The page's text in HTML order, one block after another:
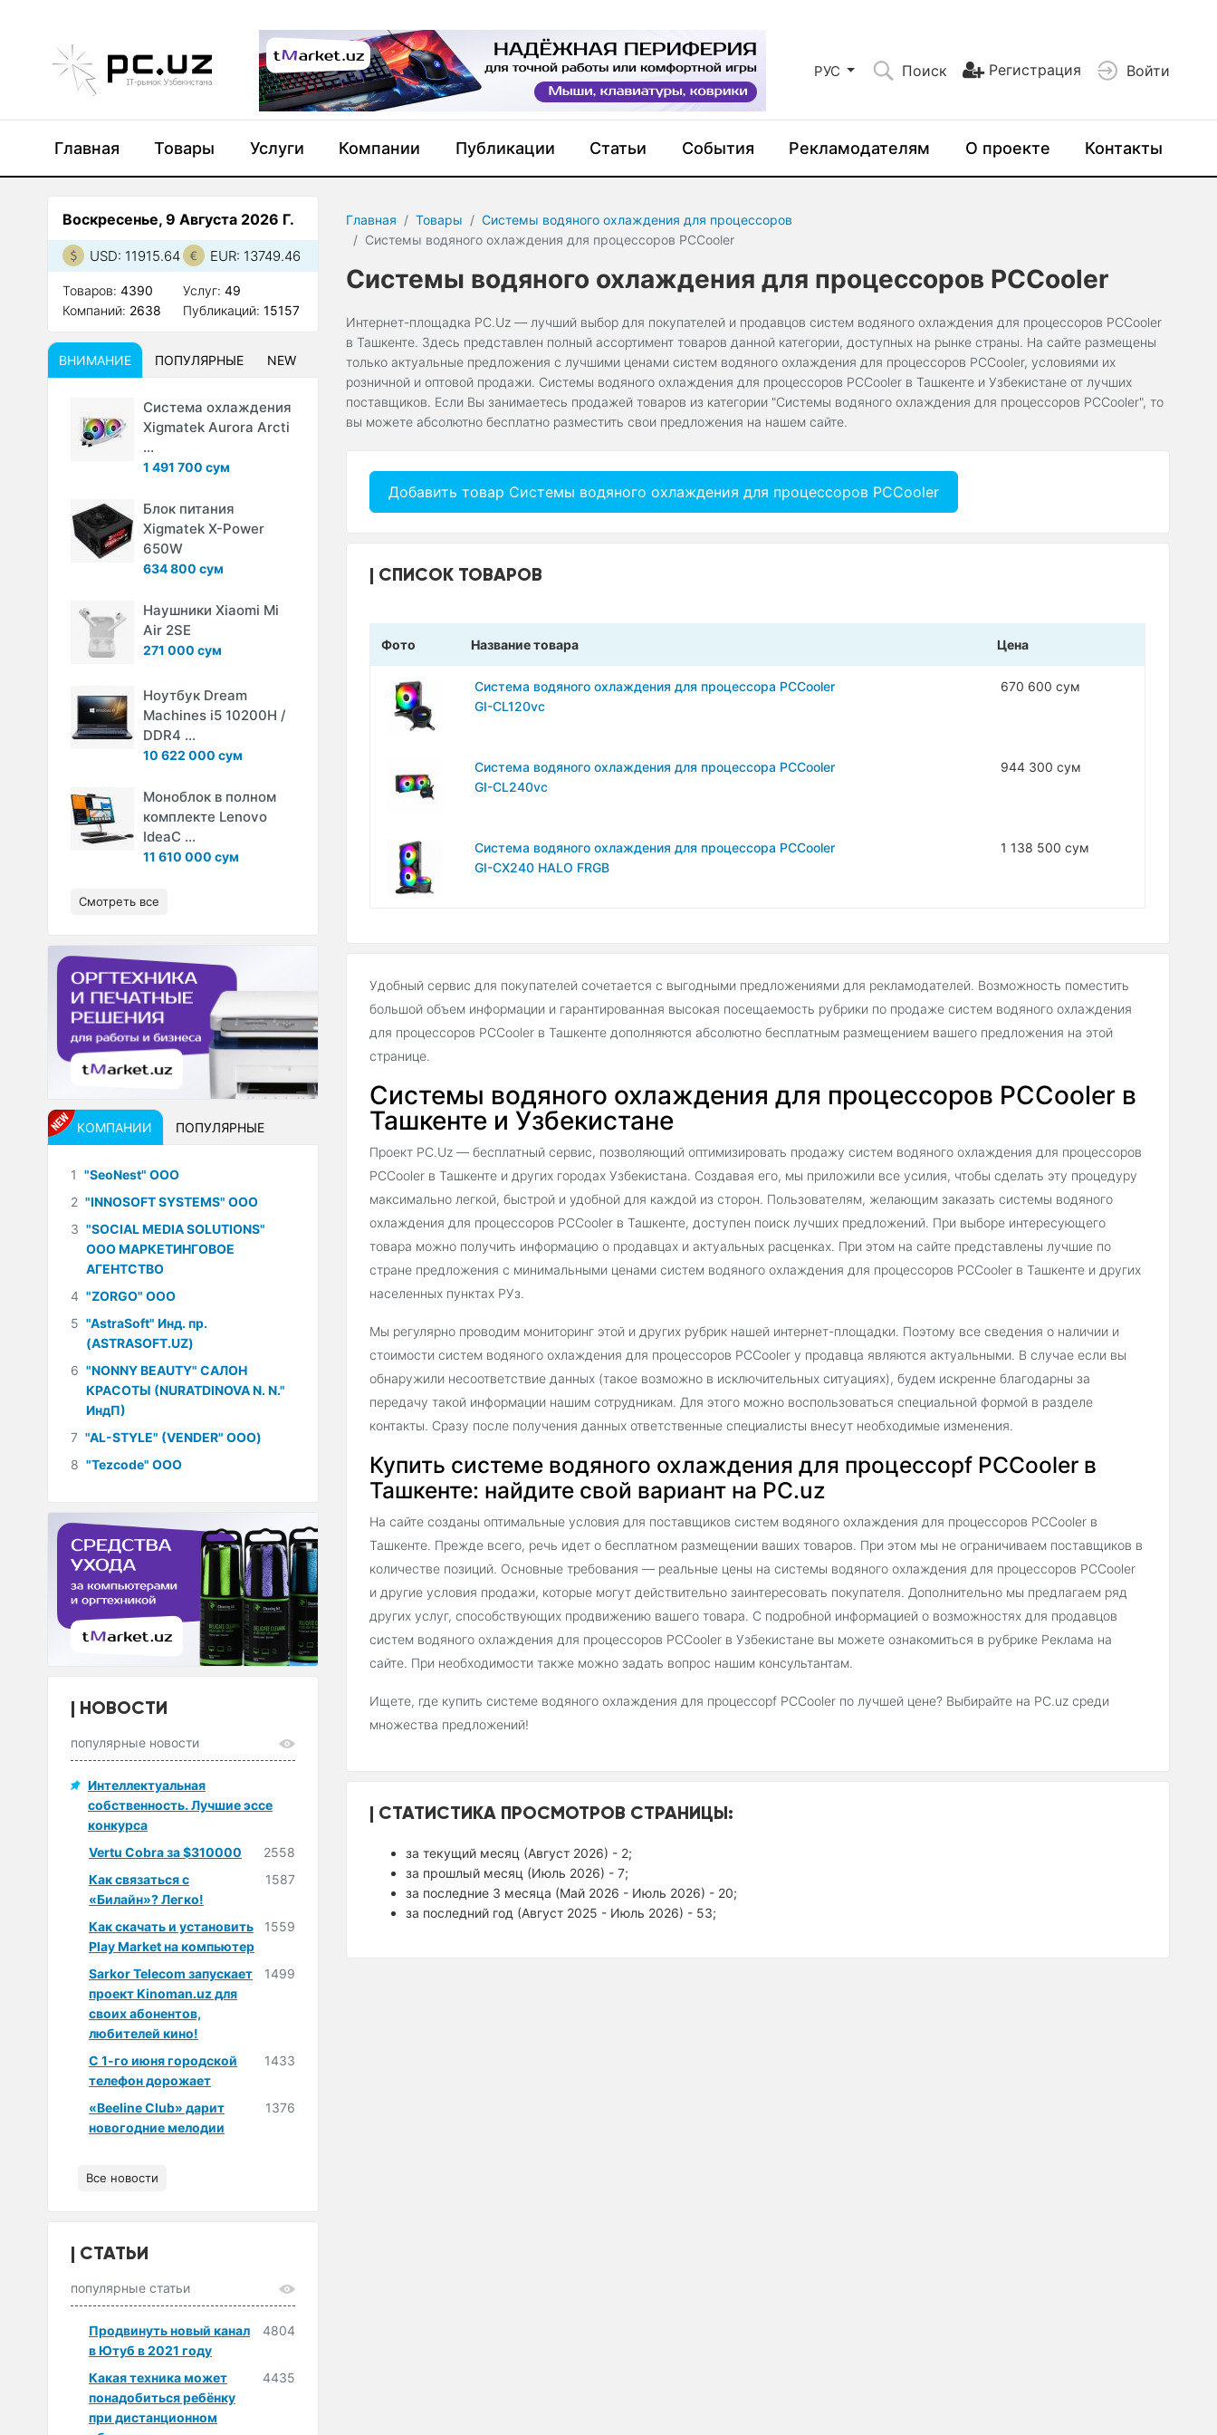
РУС Поиск Регистрация Войти
Главная Товары Услуги Компании Публикации Статьи События Рекламодателям О проекте Контакты
Главная Товары
Системы водяного охлаждения для процессоров
Системы водяного охлаждения для процессоров PCCooler
Системы водяного охлаждения для процессоров PCCooler
Интернет-площадка PC.Uz — лучший выбор для покупателей и продавцов cистем водяного охлаждения для процессоров PCCooler
в Ташкенте. Здесь представлен полный ассортимент товаров данной категории, доступных на рынке страны. На сайте размещены
только актуальные предложения с лучшими ценами cистем водяного охлаждения для процессоров PCCooler, условиями их
розничной и оптовой продажи. Системы водяного охлаждения для процессоров PCCooler в Ташкенте и Узбекистане от лучших
поставщиков. Если Вы занимаетесь продажей товаров из категории "Системы водяного охлаждения для процессоров PCCooler", то
вы можете абсолютно бесплатно разместить свои предложения на нашем сайте.
Добавить товар Системы водяного охлаждения для процессоров PCCooler
СПИСОК ТОВАРОВ
Фото Название товара Цена
Система водяного охлаждения для процессора PCCooler
GI-CL120vc
670 600 сум
Система водяного охлаждения для процессора PCCooler
GI-CL240vc
944 300 сум
Система водяного охлаждения для процессора PCCooler
GI-CX240 HALO FRGB
1 138 500 сум
Удобный сервис для покупателей сочетается с выгодными предложениями для рекламодателей. Возможность поместить
большой объем информации и гарантированная высокая посещаемость рубрики по продаже cистем водяного охлаждения
для процессоров PCCooler в Ташкенте дополняются абсолютно бесплатным размещением вашего предложения на этой
странице.
Системы водяного охлаждения для процессоров PCCooler в
Ташкенте и Узбекистане
Проект PC.Uz — бесплатный сервис, позволяющий оптимизировать продажу cистем водяного охлаждения для процессоров
PCCooler в Ташкенте и других городах Узбекистана. Создавая его, мы приложили все усилия, чтобы сделать эту процедуру
максимально легкой, быстрой и удобной для каждой из сторон. Пользователям, желающим заказать cистемы водяного
охлаждения для процессоров PCCooler в Ташкенте, доступен поиск лучших предложений. При выборе интересующего
товара можно получить информацию о продавцах и актуальных расценках. При этом на сайте представлены лучшие по
стране предложения с минимальными ценами cистем водяного охлаждения для процессоров PCCooler в Ташкенте и других
населенных пунктах РУз.
Мы регулярно проводим мониторинг этой и других рубрик нашей интернет-площадки. Поэтому все сведения о наличии и
стоимости cистем водяного охлаждения для процессоров PCCooler у продавца являются актуальными. В случае если вы
обнаружили несоответствие данных (такое возможно в исключительных ситуациях), будем искренне благодарны за
передачу такой информации нашим сотрудникам. Для этого можно воспользоваться специальной формой в разделе
контакты. Сразу после получения данных ответственные специалисты внесут необходимые изменения.
Купить cистемe водяного охлаждения для процессорf PCCooler в
Ташкенте: найдите свой вариант на PC.uz
На сайте созданы оптимальные условия для поставщиков cистем водяного охлаждения для процессоров PCCooler в
Ташкенте. Прежде всего, речь идет о бесплатном размещении ваших товаров. При этом мы не ограничиваем поставщиков в
количестве позиций. Основные требования — реальные цены на cистемы водяного охлаждения для процессоров PCCooler
и другие условия продажи, которые могут действительно заинтересовать покупателя. Дополнительно мы предлагаем ряд
других услуг, способствующих продвижению вашего товара. С подробной информацией о возможностях для продавцов
cистем водяного охлаждения для процессоров PCCooler в Узбекистане вы можете ознакомиться в рубрике Реклама на
сайте. При необходимости также можно задать вопрос нашим консультантам.
Ищете, где купить cистемe водяного охлаждения для процессорf PCCooler по лучшей цене? Выбирайте на PC.uz среди
множества предложений!
СТАТИСТИКА ПРОСМОТРОВ СТРАНИЦЫ:
за текущий месяц (Август 2026) - 2;
за прошлый месяц (Июль 2026) - 7;
за последние 3 месяца (Май 2026 - Июль 2026) - 20;
за последний год (Август 2025 - Июль 2026) - 53;
Воскресенье, 9 Августа 2026 Г.
USD: 11915.64 EUR: 13749.46
Товаров: 4390
Компаний: 2638
Услуг:49
Публикаций:15157
ВНИМАНИЕ ПОПУЛЯРНЫЕ NEW
Система охлаждения
Xigmatek Aurora Arcti
...
1 491 700 сум
Блок питания
Xigmatek X-Power
650W
634 800 сум
Наушники Xiaomi Mi
Air 2SE
271 000 сум
Ноутбук Dream
Machines i5 10200H /
DDR4 ...
10 622 000 сум
Моноблок в полном
комплекте Lenovo
IdeaC ...
11 610 000 сум
Смотреть все
КОМПАНИИ ПОПУЛЯРНЫЕ
1 "SeoNest" ООО
2 "INNOSOFT SYSTEMS" ООО
3 "SOCIAL MEDIA SOLUTIONS"
ООО МАРКЕТИНГОВОЕ
АГЕНТСТВО
4 "ZORGO" ООО
5 "AstraSoft" Инд. пр.
(ASTRASOFT.UZ)
6 "NONNY BEAUTY" САЛОН
КРАСОТЫ (NURATDINOVA N. N."
ИндП)
7 "AL-STYLE" (VENDER" ООО)
8 "Tezcode" ООО
НОВОСТИ
популярные новости
Интеллектуальная
собственность. Лучшие эссе
конкурса
Vertu Cobra за $310000
2558
Как связаться с
«Билайн»? Легко!
1587
Как скачать и установить
Play Market на компьютер
1559
Sarkor Telecom запускает
проект Kinoman.uz для
своих абонентов,
любителей кино!
1499
С 1-го июня городской
телефон дорожает
1433
«Beeline Club» дарит
новогодние мелодии
1376
Все новости
СТАТЬИ
популярные статьи
Продвинуть новый канал
в Ютуб в 2021 году
4804
Какая техника может
понадобиться ребёнку
при дистанционном
4435